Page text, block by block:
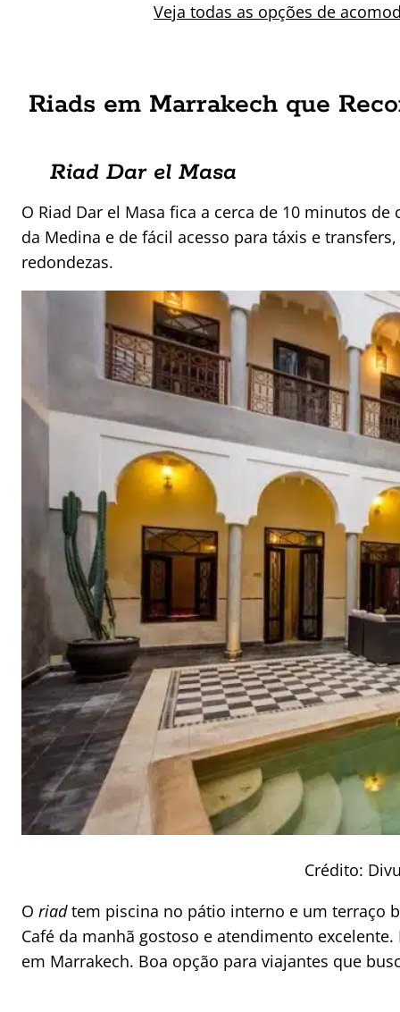
Veja todas as opções de
Riads em Marrakech que
Riad Dar el Masa
O Riad Dar el Masa fica a cerca de 10 minutos
da Medina e de fácil acesso para táxis e
redondezas.
Crédito:
O riadtem piscina no pátio interno e um terraço
Café da manhã gostoso e atendimento
em Marrakech. Boa opção para viajantes que